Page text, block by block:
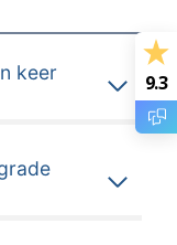
keer
9.3